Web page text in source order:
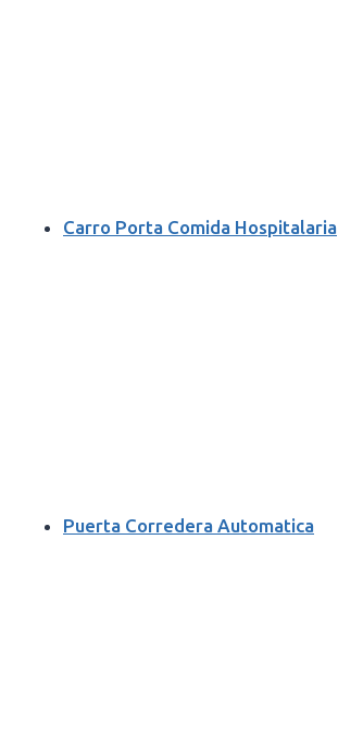
Carro Porta Comida Hospitalaria
Puerta Corredera Automatica